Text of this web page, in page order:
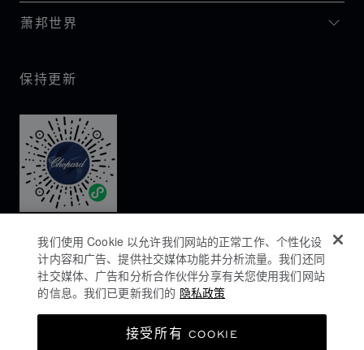
萧邦世界
保持更新
我们使用 Cookie 以允许我们网站的正常工作、个性化设
计内容和广告、提供社交媒体功能并分析流量。我们还同
社交媒体、广告和分析合作伙伴分享有关您使用我们网站
的信息。我们已更新我们的 隐私政策
接受所有 COOKIE